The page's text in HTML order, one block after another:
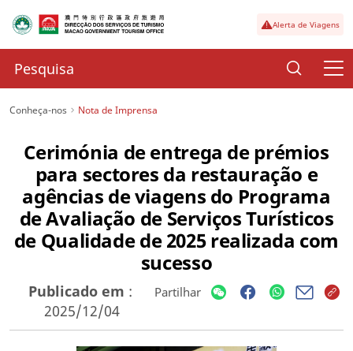
Alerta de Viagens
Conheça-nos Nota de Imprensa
Cerimónia de entrega de prémios
para sectores da restauração e
agências de viagens do Programa
de Avaliação de Serviços Turísticos
de Qualidade de 2025 realizada com
sucesso
Publicado em :
2025/12/04
Partilhar